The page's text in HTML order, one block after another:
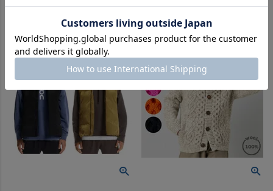
在庫を見る 在庫を見る